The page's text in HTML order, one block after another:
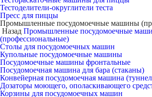
Тестоделители-округлители теста
Пресс для пиццы
Промышленные посудомоечные машины
Назад Промышленные посудомоечные
(профессиональные)
Столы для посудомоечных машин
Купольные посудомоечные машины
Посудомоечные машины фронтальные
Посудомоечная машина для бара (стаканы)
Конвейерная посудомоечная машина
Дозаторы моющего, ополаскивающего
Корзины для посудомоечных машин